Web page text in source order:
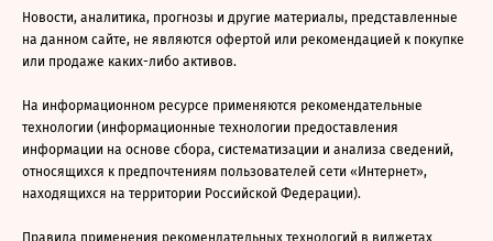
Новости, аналитика, прогнозы и другие материалы, представленные
на данном сайте, не являются офертой или рекомендацией к покупке
или продаже каких-либо активов.
На информационном ресурсе применяются рекомендательные
технологии (информационные технологии предоставления
информации на основе сбора, систематизации и анализа сведений,
относящихся к предпочтениям пользователей сети «Интернет»,
находящихся на территории Российской Федерации).
Правила применения рекомендательных технологий в виджетах